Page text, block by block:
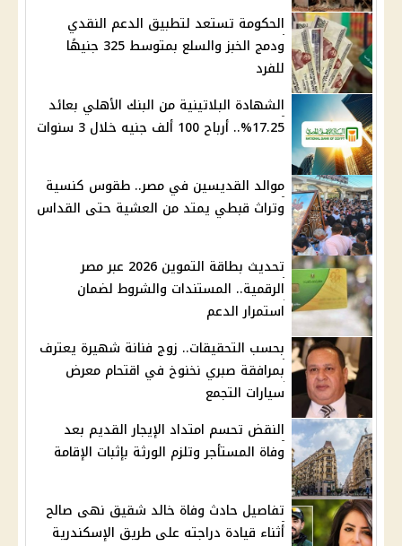
الحكومة تستعد لتطبيق الدعم النقدي
ودمج الخبز والسلع بمتوسط 325 جنيهًا
للفرد
الشهادة البلاتينية من البنك الأهلي بعائد
17.25%.. أرباح 100 ألف جنيه خلال 3 سنوات
موالد القديسين في مصر.. طقوس كنسية
وتراث قبطي يمتد من العشية حتى القداس
تحديث بطاقة التموين 2026 عبر مصر
الرقمية.. المستندات والشروط لضمان
استمرار الدعم
بحسب التحقيقات.. زوج فنانة شهيرة يعترف
بمرافقة صبري نخنوخ في اقتحام معرض
سيارات التجمع
النقض تحسم امتداد الإيجار القديم بعد
وفاة المستأجر وتلزم الورثة بإثبات الإقامة
تفاصيل حادث وفاة خالد شقيق نهى صالح
أثناء قيادة دراجته على طريق الإسكندرية